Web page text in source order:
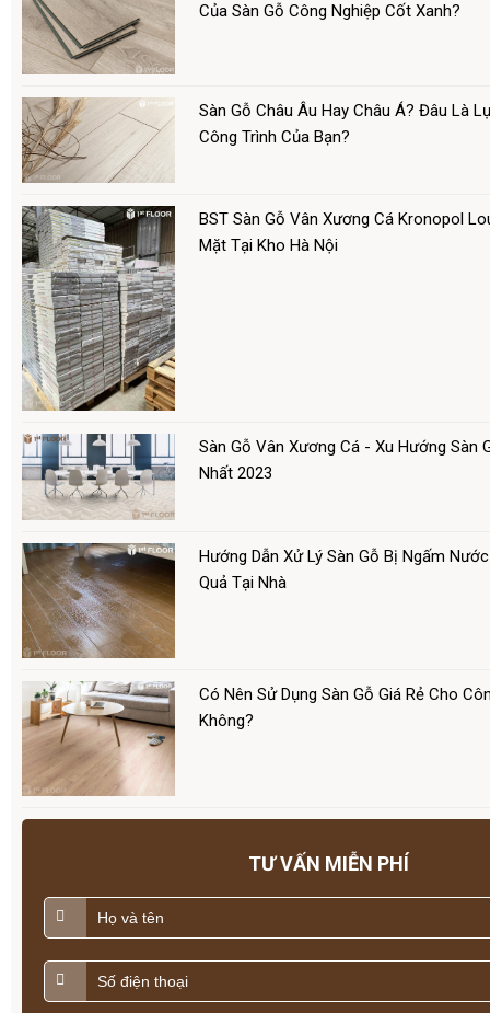
Của Sàn Gỗ Công Nghiệp Cốt Xanh?
Sàn Gỗ Châu Âu Hay Châu Á? Đâu Là
Công Trình Của Bạn?
BST Sàn Gỗ Vân Xương Cá Kronopol
Mặt Tại Kho Hà Nội
Sàn Gỗ Vân Xương Cá - Xu Hướng Sàn
Nhất 2023
Hướng Dẫn Xử Lý Sàn Gỗ Bị Ngấm
Quả Tại Nhà
Có Nên Sử Dụng Sàn Gỗ Giá Rẻ Cho
Không?
TƯ VẤN MIỄN PHÍ